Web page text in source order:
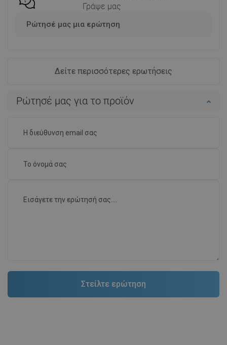
Γράψε μας
Ρώτησέ μας μια ερώτηση
Δείτε περισσότερες ερωτήσεις
Ρώτησέ μας για το προϊόν